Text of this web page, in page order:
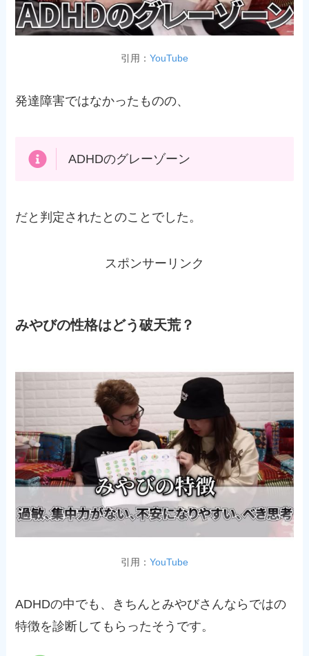
引用： YouTube
発達障害ではなかったものの、
ADHDのグレーゾーン
だと判定されたとのことでした。
スポンサーリンク
みやびの性格はどう破天荒？
引用： YouTube
ADHDの中でも、きちんとみやびさんならではの
特徴を診断してもらったそうです。